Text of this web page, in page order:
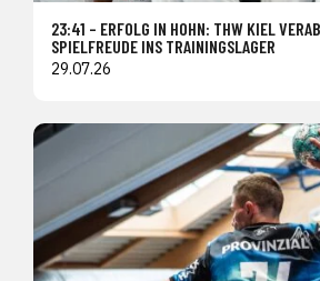
23:41 – ERFOLG IN HOHN: THW KIEL
SPIELFREUDE INS TRAININGSLAGER
29.07.26